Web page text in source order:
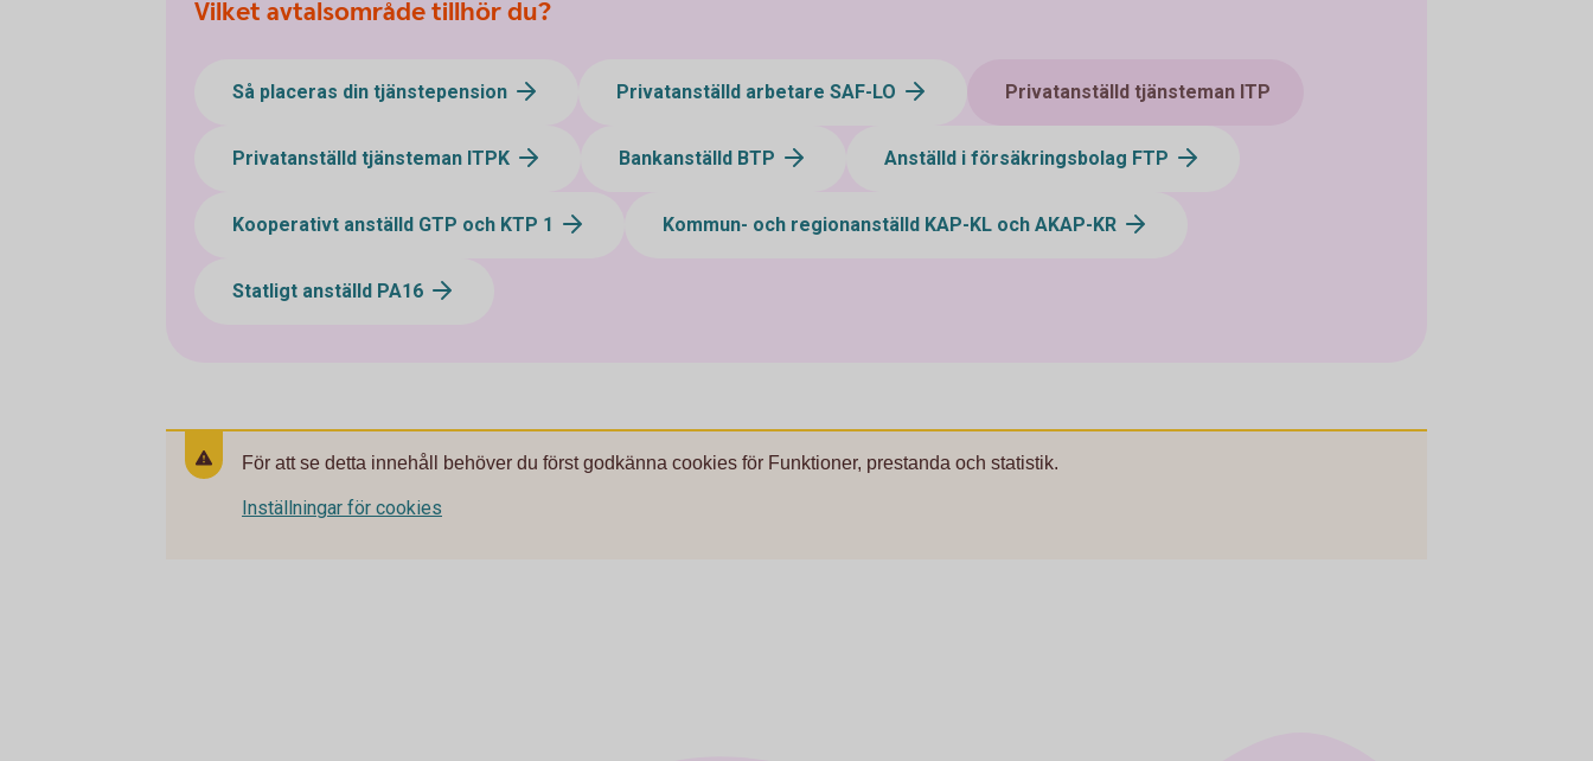
Vilket avtalsområde tillhör du?
Så placeras din tjänstepension Privatanställd arbetare SAF-LO Privatanställd tjänsteman ITP
Privatanställd tjänsteman ITPK Bankanställd BTP Anställd i försäkringsbolag FTP
Kooperativt anställd GTP och KTP 1 Kommun- och regionanställd KAP-KL och AKAP-KR
Statligt anställd PA16
För att se detta innehåll behöver du först godkänna cookies för Funktioner, prestanda och statistik.
Inställningar för cookies